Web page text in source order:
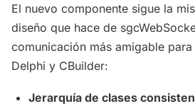
El nuevo componente sigue la
diseño que hace de
comunicación más amigable
Delphi y CBuilder:
Jerarquía de clases